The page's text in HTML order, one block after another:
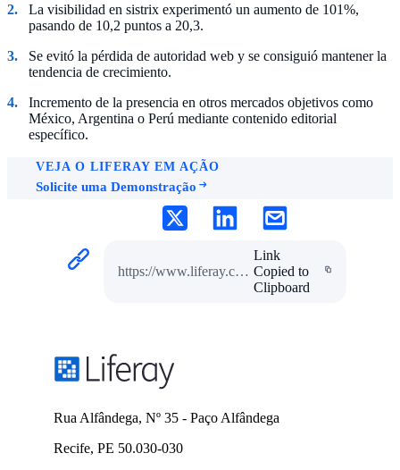
La visibilidad en sistrix experimentó un aumento de 101%,
pasando de 10,2 puntos a 20,3.
Se evitó la pérdida de autoridad web y se consiguió mantener la
tendencia de crecimiento.
Incremento de la presencia en otros mercados objetivos como
México, Argentina o Perú mediante contenido editorial
específico.
VEJA O LIFERAY EM AÇÃO
Solicite uma Demonstração
https://www.liferay.com/pt/resources/case-studies/iberdrola-seo
Link
Copied to
Clipboard
Rua Alfândega, Nº 35 - Paço Alfândega
Recife, PE 50.030-030